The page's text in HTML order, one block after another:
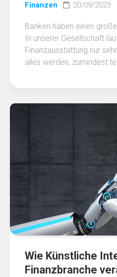
Finanzen 20/09/2023
Banken haben einen
In unserer Gesellschaft
Finanzausstattung nur
alles werden, zumindest
Wie Künstliche
Finanzbranche